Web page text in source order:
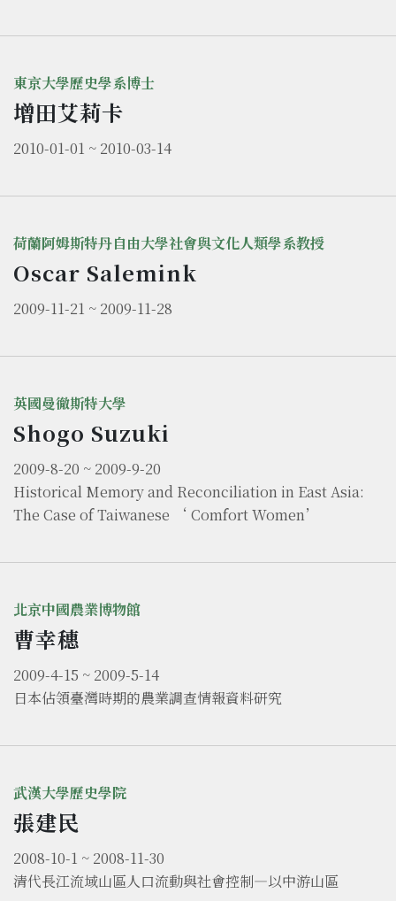
東京大學歷史學系博士
增田艾莉卡
2010-01-01 ~ 2010-03-14
荷蘭阿姆斯特丹自由大學社會與文化人類學系教授
Oscar Salemink
2009-11-21 ~ 2009-11-28
英國曼徹斯特大學
Shogo Suzuki
2009-8-20 ~ 2009-9-20
Historical Memory and Reconciliation in East Asia:
The Case of Taiwanese ‘ Comfort Women’
北京中國農業博物館
曹幸穗
2009-4-15 ~ 2009-5-14
日本佔領臺灣時期的農業調查情報資料研究
武漢大學歷史學院
張建民
2008-10-1 ~ 2008-11-30
清代長江流域山區人口流動與社會控制—以中游山區